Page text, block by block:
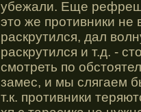
убежали. Еще
это же противники не
раскрутился, дал
раскрутился и т.д. -
смотреть по
замес, и мы слягаем
т.к. противники